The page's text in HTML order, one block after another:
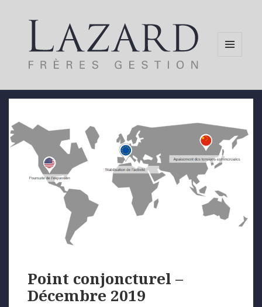
Point conjoncturel –
Décembre 2019